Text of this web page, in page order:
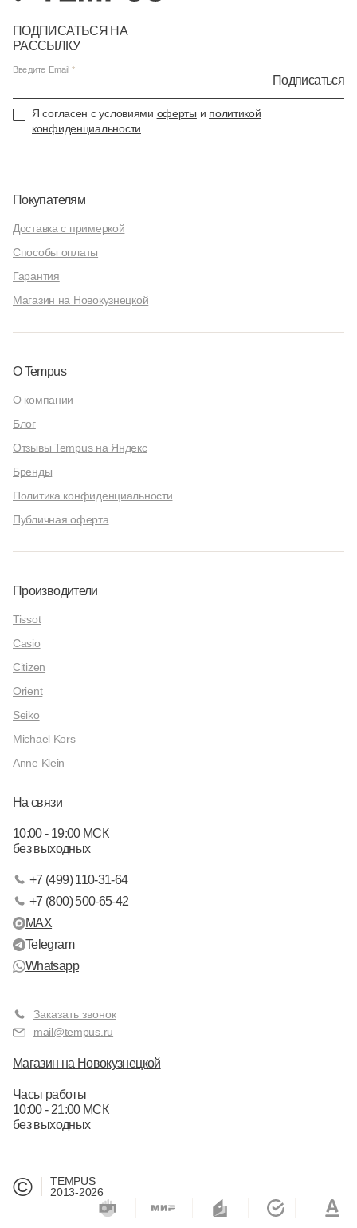
ПОДПИСАТЬСЯ НА
РАССЫЛКУ
Введите Email
Подписаться
Я согласен с условиями оферты и политикой
конфиденциальности
Покупателям
Доставка с примеркой
Способы оплаты
Гарантия
Магазин на Новокузнецкой
О Tempus
О компании
Блог
Отзывы Tempus на Яндекс
Бренды
Политика конфиденциальности
Публичная оферта
Производители
Tissot
Casio
Citizen
Orient
Seiko
Michael Kors
Anne Klein
На связи
10:00 - 19:00 МСК
без выходных
+7 (499) 110-31-64
+7 (800) 500-65-42
MAX
Telegram
Whatsapp
Заказать звонок
mail@tempus.ru
Магазин на Новокузнецкой
Часы работы
10:00 - 21:00 МСК
без выходных
©
TEMPUS
2013-2026